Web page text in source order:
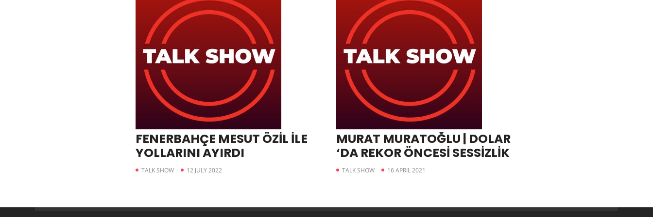
FENERBAHÇE MESUT ÖZİL İLE
YOLLARINI AYIRDI
TALK SHOW 12 JULY 2022
MURAT MURATOĞLU | DOLAR
‘DA REKOR ÖNCESİ SESSİZLİK
TALK SHOW 16 APRIL 2021